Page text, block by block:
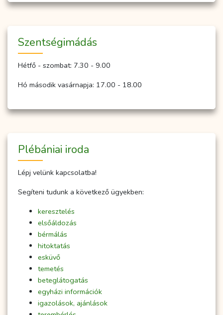
Szent­ség­imá­dás
Hétfő - szombat: 7.30 - 9.00
Hó második vasárnapja: 17.00 - 18.00
Plébániai iroda
Lépj velünk kapcsolatba!
Segíteni tudunk a következő ügyekben:
keresztelés
elsőáldozás
bérmálás
hitoktatás
esküvő
temetés
beteglátogatás
egyházi információk
igazolások, ajánlások